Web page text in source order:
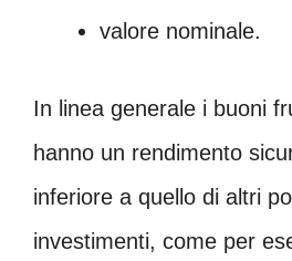
valore nominale.
In linea generale i buoni
hanno un rendimento
inferiore a quello di altri
investimenti, come per